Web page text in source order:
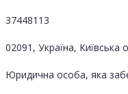
37448113
02091, Україна, Київська
Юридична особа, яка